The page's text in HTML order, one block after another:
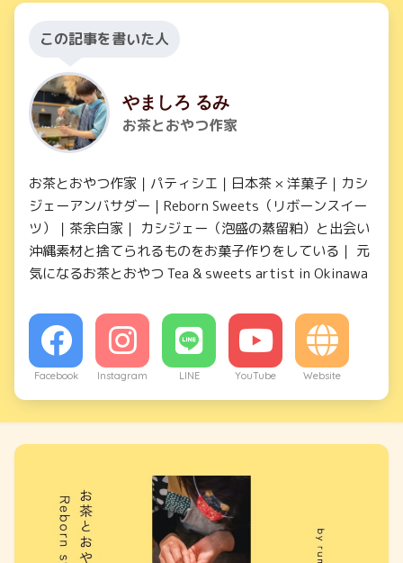
この記事を書いた人
やましろ るみ
お茶とおやつ作家
お茶とおやつ作家｜パティシエ｜日本茶 × 洋菓子｜カシ
ジェーアンバサダー｜Reborn Sweets（リボーンスイー
ツ）｜茶余白家｜ カシジェー（泡盛の蒸留粕）と出会い
沖縄素材と捨てられるものをお菓子作りをしている｜ 元
気になるお茶とおやつ Tea & sweets artist in Okinawa
Facebook Instagram LINE YouTube Website